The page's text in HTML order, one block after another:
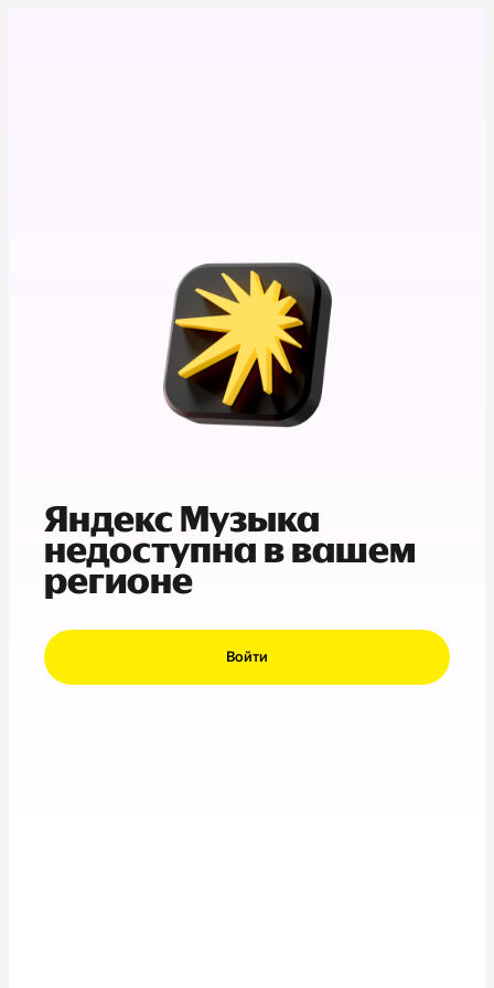
Яндекс Музыка
недоступна в вашем
регионе
Войти